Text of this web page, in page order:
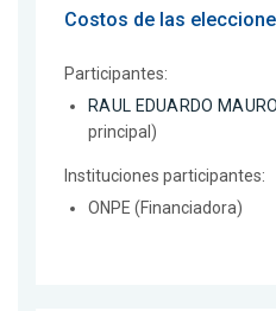
Costos de las
Participantes:
RAUL EDUARDO
principal)
Instituciones participantes:
ONPE (Financiadora)